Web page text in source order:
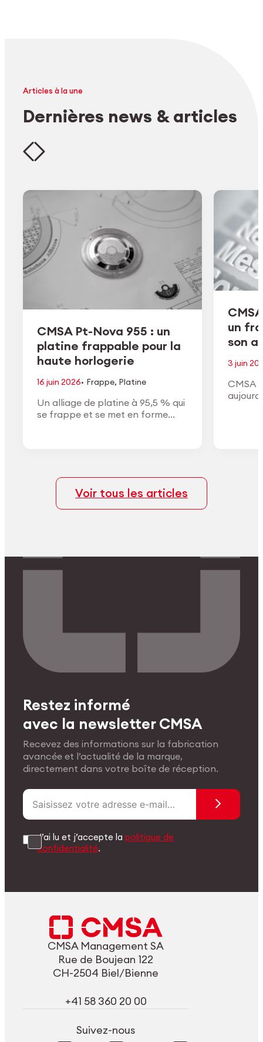
Articles à la une
Dernières news & articles
CMSA Pt-Nova 955 : un
platine frappable pour la
haute horlogerie
16 juin 2026· Frappe, Platine
Un alliage de platine à 95,5 % qui
se frappe et se met en forme
un
son
3 juin
CMSA
Voir tous les articles
Restez informé
avec la newsletter CMSA
Recevez des informations sur la fabrication
avancée et l’actualité de la marque,
directement dans votre boîte de réception.
J’ai lu et j’accepte lapolitique de
confidentialité.
CMSA Management SA
Rue de Boujean 122
CH-2504 Biel/Bienne
+41 58 360 20 00
Suivez-nous